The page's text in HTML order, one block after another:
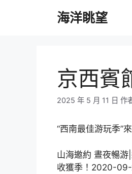
海洋眺望
京西賓
2025 年 5 月 11 日 作
“西南最佳游玩季”
山海邀約 晝夜暢
收獲季！2020-09-